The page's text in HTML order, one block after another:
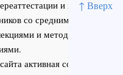
↑ Вверх
и повышения
со средним и высшим
и методическими
активная ссылка на